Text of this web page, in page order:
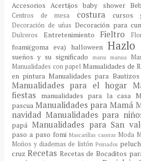
AccesoriosAcertijosbaby shower
Centros de mesa costura
Decoración de uñas Decoración para
Dulceros Entretenimiento Fieltro
foami(goma eva) halloween
sueños y su significado
manu manua
Manualidades con papel Manualidades de
en pinturaManualidades para
Manualidades para el hogar
fiestas
manualidades para la casa
pascua Manualidades para Mamá
navidadManualidades para
papá Manualidades para San
paso a paso fomi Mascarillas caseras Moda
Moños y diademas de listón Peinados
cruzRecetas Recetas de Bocaditos